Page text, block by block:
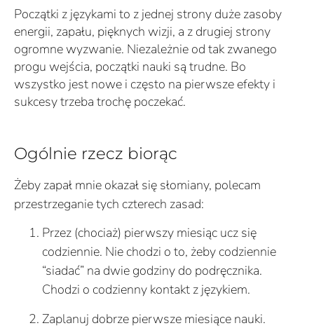
Początki z językami to z jednej strony duże zasoby
energii, zapału, pięknych wizji, a z drugiej strony
ogromne wyzwanie. Niezależnie od tak zwanego
progu wejścia, początki nauki są trudne. Bo
wszystko jest nowe i często na pierwsze efekty i
sukcesy trzeba trochę poczekać.
Ogólnie rzecz biorąc
Żeby zapał mnie okazał się słomiany, polecam
przestrzeganie tych czterech zasad:
Przez (chociaż) pierwszy miesiąc ucz się
codziennie. Nie chodzi o to, żeby codziennie
“siadać” na dwie godziny do podręcznika.
Chodzi o codzienny kontakt z językiem.
Zaplanuj dobrze pierwsze miesiące nauki.